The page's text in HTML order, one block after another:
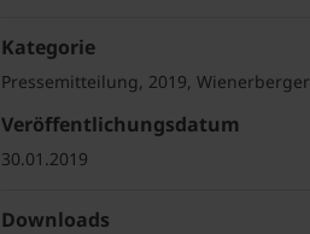
Kategorie
Pressemitteilung, 2019, Wienerberger
Veröffentlichungsdatum
30.01.2019
Downloads